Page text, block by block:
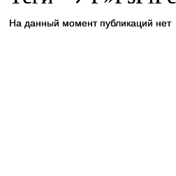
На данный момент публикаций нет